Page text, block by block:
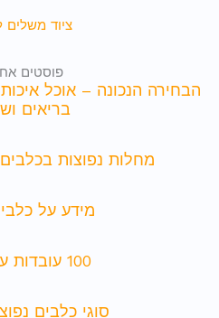
ציוד משלים
פוסטים
הבחירה הנכונה – אוכל
בריאים
מחלות נפוצות
מידע על
100 עובדות על כלבים
סוגי כלבים